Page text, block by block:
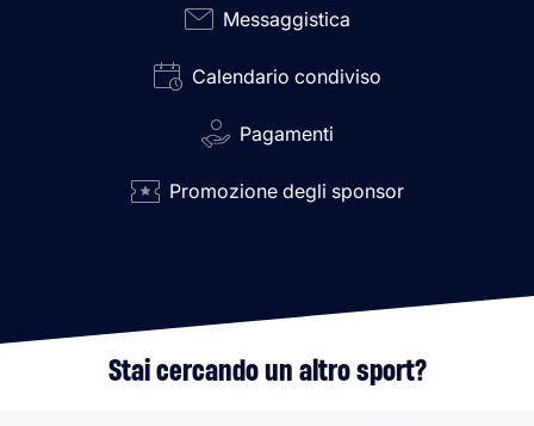
Messaggistica
Calendario condiviso
Pagamenti
Promozione degli sponsor
Stai cercando un altro sport?